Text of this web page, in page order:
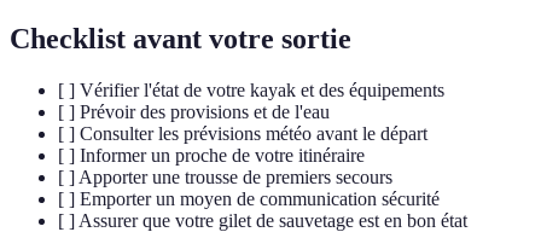
Checklist avant votre sortie
[ ] Vérifier l'état de votre kayak et des équipements
[ ] Prévoir des provisions et de l'eau
[ ] Consulter les prévisions météo avant le départ
[ ] Informer un proche de votre itinéraire
[ ] Apporter une trousse de premiers secours
[ ] Emporter un moyen de communication sécurité
[ ] Assurer que votre gilet de sauvetage est en bon état